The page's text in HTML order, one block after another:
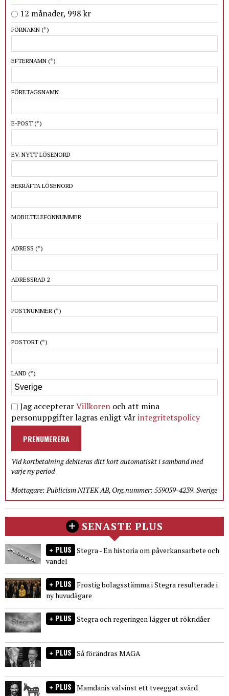
12 månader, 998 kr
FÖRNAMN (*)
EFTERNAMN (*)
FÖRETAGSNAMN
E-POST (*)
EV. NYTT LÖSENORD
BEKRÄFTA LÖSENORD
MOBILTELEFONNUMMER
ADRESS (*)
ADRESSRAD 2
POSTNUMMER (*)
POSTORT (*)
LAND (*)
Jag accepterarVillkoren och att mina
personuppgifter lagras enligt vårintegritetspolicy
PRENUMERERA
Vid kortbetalning debiteras ditt kort automatiskt i samband med
varje ny period
Mottagare: Publicism NITEK AB, Org.nummer: 559059-4239. Sverige
SENASTE PLUS
PLUS Stegra - En historia om påverkansarbete och
vandel
PLUS Frostig bolagsstämma i Stegra resulterade i
ny huvudägare
PLUS Stegra och regeringen lägger ut rökridåer
PLUS Så förändras MAGA
PLUS Mamdanis valvinst ett tveeggat svärd